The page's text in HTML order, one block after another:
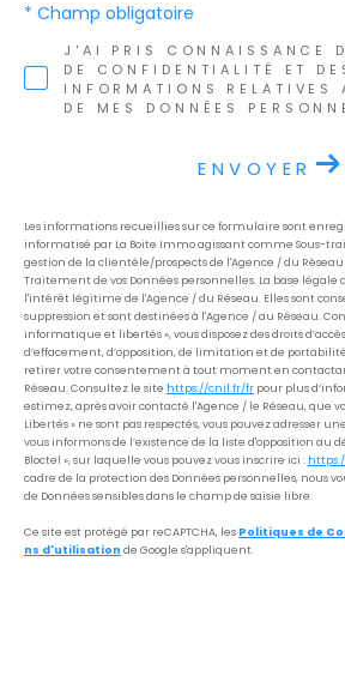
J'AI PRIS CONNAISSANCE
DE CONFIDENTIALITÉ ET
INFORMATIONS RELATIVES
DE MES DONNÉES
* Champ obligatoire
ENVOYER
Les informations recueillies sur ce formulaire sont
informatisé par La Boite Immo agissant comme Sous-
gestion de la clientèle/prospects de l'Agence / du
Traitement de vos Données personnelles. La base
l'intérêt légitime de l'Agence / du Réseau. Elles sont
suppression et sont destinées à l'Agence / au Réseau.
informatique et libertés », vous disposez des droits
d’effacement, d’opposition, de limitation et de portabilité
retirer votre consentement à tout moment en
Réseau. Consultez le site https://cnil.fr/fr pour plus
estimez, après avoir contacté l'Agence / le Réseau, que
Libertés » ne sont pas respectés, vous pouvez adresser
vous informons de l’existence de la liste d'opposition au
Bloctel », sur laquelle vous pouvez vous inscrire ici :
cadre de la protection des Données personnelles, nous
de Données sensibles dans le champ de saisie libre.
Ce site est protégé par reCAPTCHA, les Politiques de
ns d'utilisation de Google s'appliquent.